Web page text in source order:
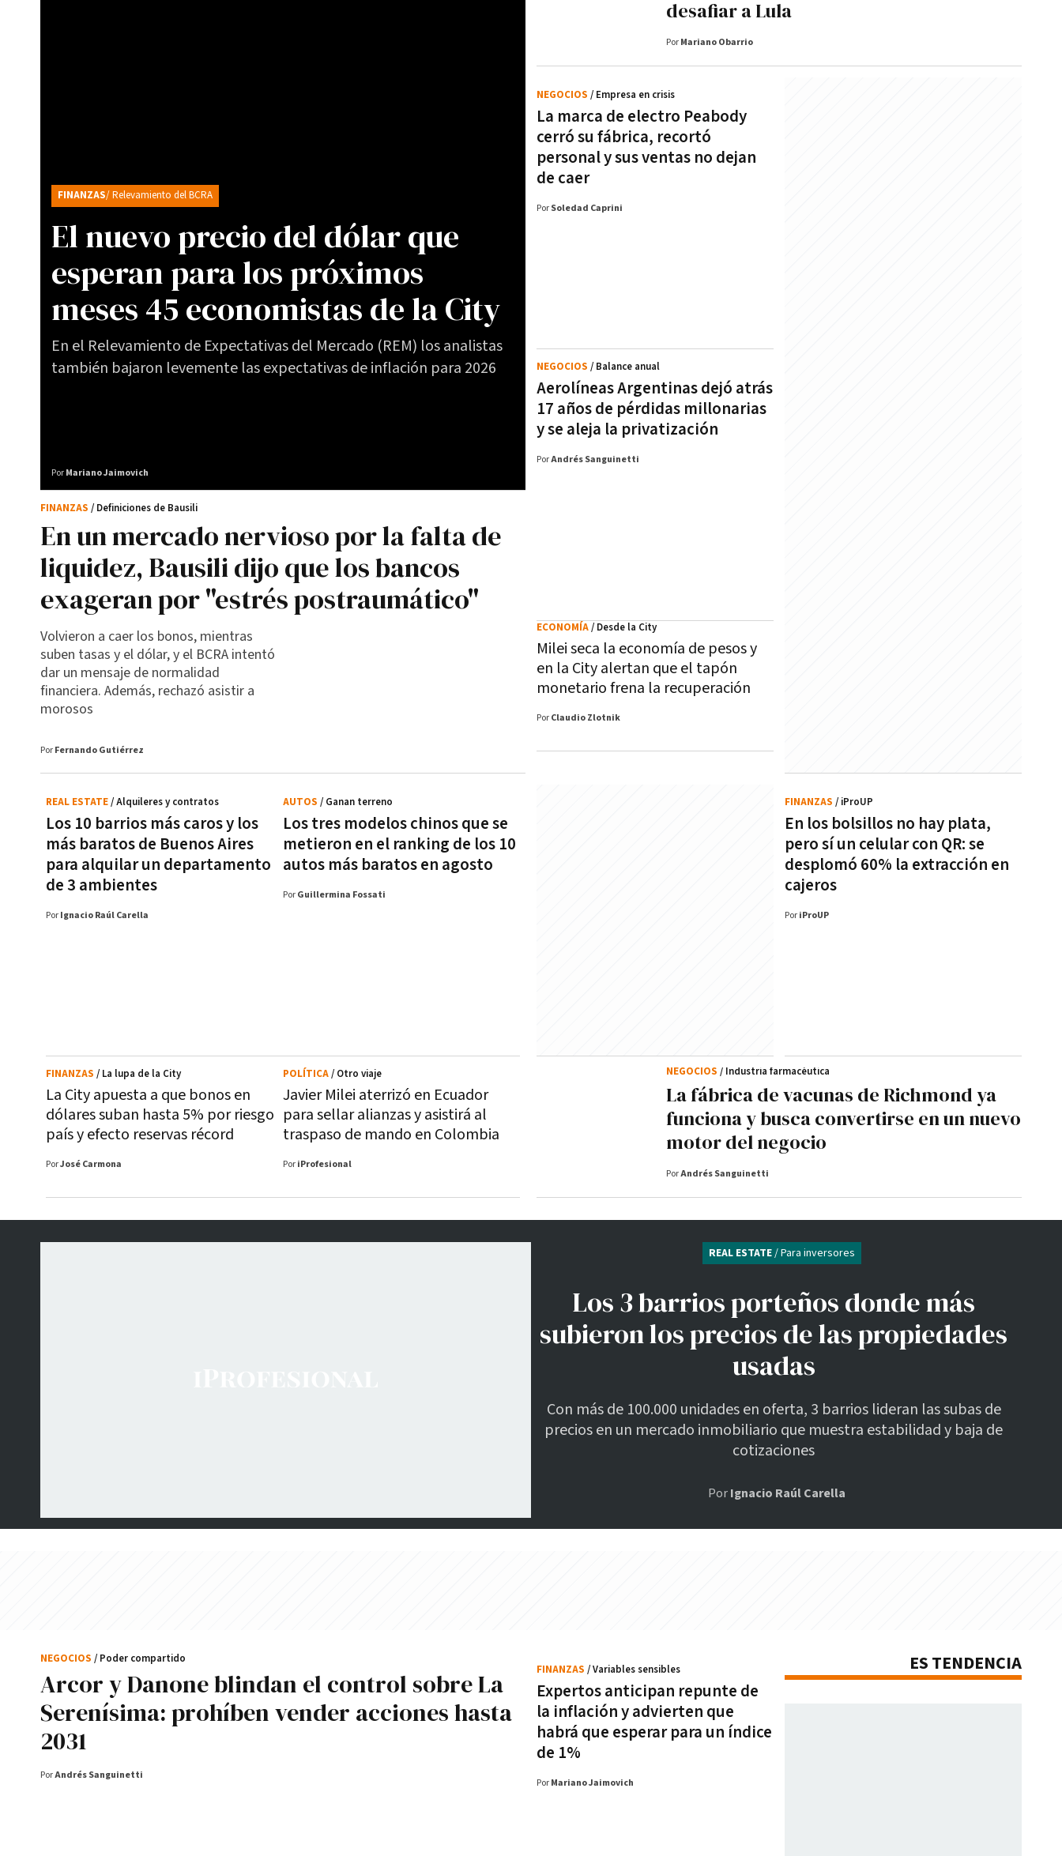
El nuevo precio del dólar que
esperan para los próximos
meses 45 economistas de la City
En el Relevamiento de Expectativas del Mercado (REM) los analistas
también bajaron levemente las expectativas de inflación para 2026
FINANZAS/ Relevamiento del BCRA
Por Mariano Jaimovich
En un mercado nervioso por la falta de
liquidez, Bausili dijo que los bancos
exageran por "estrés postraumático"
Volvieron a caer los bonos, mientras
suben tasas y el dólar, y el BCRA intentó
dar un mensaje de normalidad
financiera. Además, rechazó asistir a
morosos
FINANZAS / Definiciones de Bausili
Por Fernando Gutiérrez
La marca de electro Peabody
cerró su fábrica, recortó
personal y sus ventas no dejan
de caer
NEGOCIOS / Empresa en crisis
Por Soledad Caprini
Aerolíneas Argentinas dejó atrás
17 años de pérdidas millonarias
y se aleja la privatización
NEGOCIOS / Balance anual
PorAndrés Sanguinetti
Milei seca la economía de pesos y
en la City alertan que el tapón
monetario frena la recuperación
ECONOMÍA/ Desde la City
Por Claudio Zlotnik
desafiar a Lula
Por Mariano Obarrio
Los 10 barrios más caros y los
más baratos de Buenos Aires
para alquilar un departamento
de 3 ambientes
REAL ESTATE/ Alquileres y contratos
Por Ignacio Raúl Carella
Los tres modelos chinos que se
metieron en el ranking de los 10
autos más baratos en agosto
AUTOS / Ganan terreno
Por Guillermina Fossati
La City apuesta a que bonos en
dólares suban hasta 5% por riesgo
país y efecto reservas récord
FINANZAS / La lupa de la City
PorJosé Carmona
Javier Milei aterrizó en Ecuador
para sellar alianzas y asistirá al
traspaso de mando en Colombia
POLÍTICA/ Otro viaje
Por iProfesional
En los bolsillos no hay plata,
pero sí un celular con QR: se
desplomó 60% la extracción en
cajeros
FINANZAS / iProUP
Por iProUP
La fábrica de vacunas de Richmond ya
funciona y busca convertirse en un nuevo
motor del negocio
NEGOCIOS / Industria farmacéutica
PorAndrés Sanguinetti
Los 3 barrios porteños donde más
subieron los precios de las propiedades
usadas
REAL ESTATE/ Para inversores
Con más de 100.000 unidades en oferta, 3 barrios lideran las subas de
precios en un mercado inmobiliario que muestra estabilidad y baja de
cotizaciones
PorIgnacio Raúl Carella
Arcor y Danone blindan el control sobre La
Serenísima: prohíben vender acciones hasta
2031
NEGOCIOS / Poder compartido
PorAndrés Sanguinetti
Expertos anticipan repunte de
la inflación y advierten que
habrá que esperar para un índice
de 1%
FINANZAS / Variables sensibles
Por Mariano Jaimovich
ES TENDENCIA